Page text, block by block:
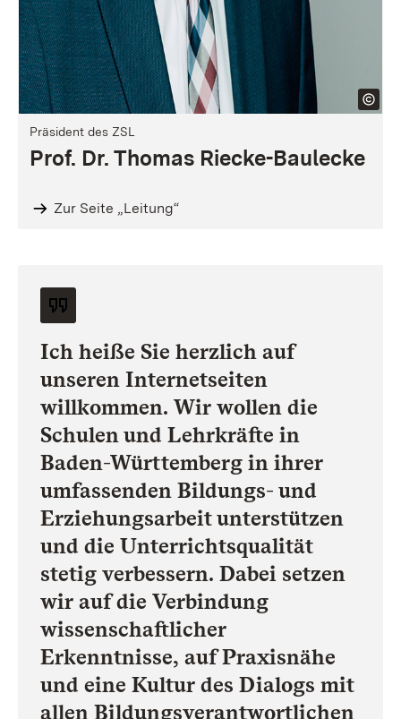
Präsident des ZSL
Prof. Dr. Thomas Riecke-Baulecke
Zur Seite „Leitung“
Ich heiße Sie herzlich auf
unseren Internetseiten
willkommen. Wir wollen die
Schulen und Lehrkräfte in
Baden-Württemberg in ihrer
umfassenden Bildungs- und
Erziehungsarbeit unterstützen
und die Unterrichtsqualität
stetig verbessern. Dabei setzen
wir auf die Verbindung
wissenschaftlicher
Erkenntnisse, auf Praxisnähe
und eine Kultur des Dialogs mit
allen Bildungsverantwortlichen